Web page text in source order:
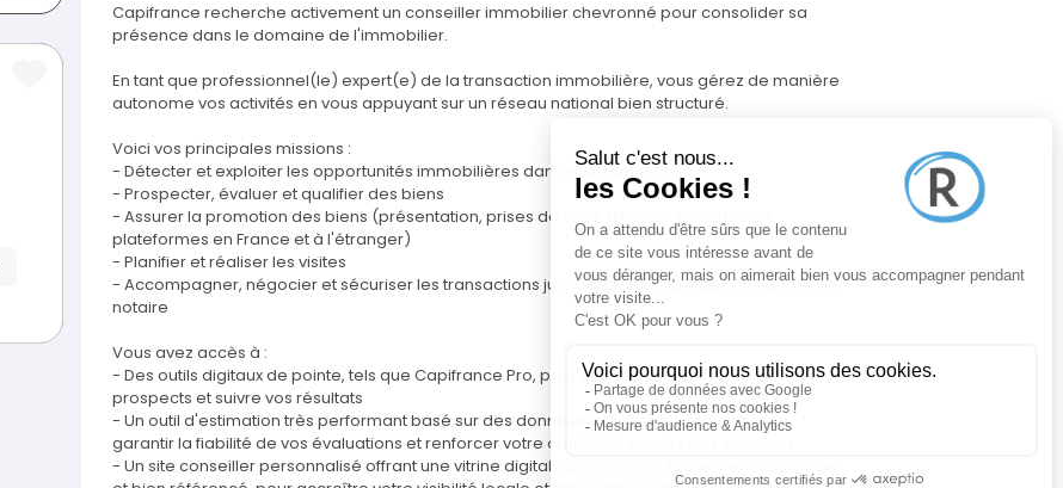
Capifrance recherche activement un conseiller immobilier chevronné pour consolider sa
présence dans le domaine de l'immobilier.
En tant que professionnel(le) expert(e) de la transaction immobilière, vous gérez de manière
autonome vos activités en vous appuyant sur un réseau national bien structuré.
Voici vos principales missions :
- Détecter et exploiter les opportunités immobilières dans votre secteur
- Prospecter, évaluer et qualifier des biens
- Assurer la promotion des biens (présentation, prises de vues, diffusion sur plusieurs
plateformes en France et à l'étranger)
- Planifier et réaliser les visites
- Accompagner, négocier et sécuriser les transactions jusqu'à la signature du contrat chez le
notaire
Vous avez accès à :
- Des outils digitaux de pointe, tels que Capifrance Pro, pour piloter votre activité, qualifier vos
prospects et suivre vos résultats
- Un outil d'estimation très performant basé sur des données précises du marché pour
garantir la fiabilité de vos évaluations et renforcer votre crédibilité auprès des vendeurs
- Un site conseiller personnalisé offrant une vitrine digitale à votre nom, totalement adaptable